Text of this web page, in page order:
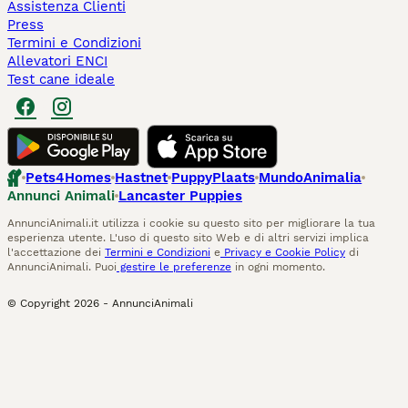
Assistenza Clienti
Press
Termini e Condizioni
Allevatori ENCI
Test cane ideale
Pets4Homes Hastnet PuppyPlaats MundoAnimalia
Annunci Animali Lancaster Puppies
AnnunciAnimali.it utilizza i cookie su questo sito per migliorare la tua
esperienza utente. L'uso di questo sito Web e di altri servizi implica
l'accettazione dei Termini e Condizioni e Privacy e Cookie Policy di
AnnunciAnimali. Puoi gestire le preferenze in ogni momento.
© Copyright 2026 - AnnunciAnimali